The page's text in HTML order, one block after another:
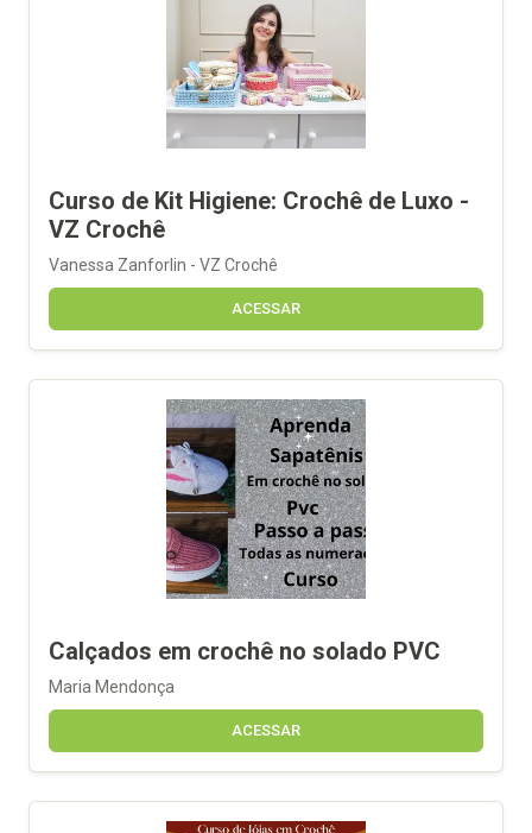
Curso de Kit Higiene: Crochê de Luxo -
VZ Crochê
Vanessa Zanforlin - VZ Crochê
ACESSAR
Calçados em crochê no solado PVC
Maria Mendonça
ACESSAR